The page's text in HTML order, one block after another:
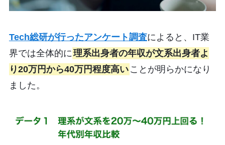
Tech総研が行ったアンケート調査によると、IT業
界では全体的に 理系出身者の年収が文系出身者よ
り20万円から40万円程度高い ことが明らかになり
ました。